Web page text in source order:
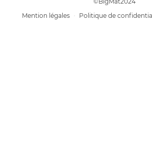
Mention légales
Politique de